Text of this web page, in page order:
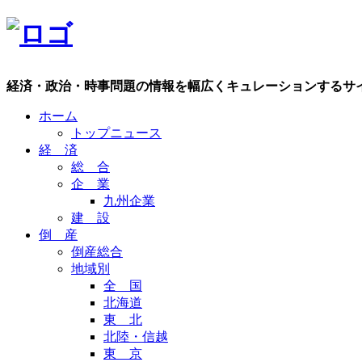
経済・政治・時事問題の情報を幅広くキュレーションするサ
ホーム
トップニュース
経 済
総 合
企 業
九州企業
建 設
倒 産
倒産総合
地域別
全 国
北海道
東 北
北陸・信越
東 京